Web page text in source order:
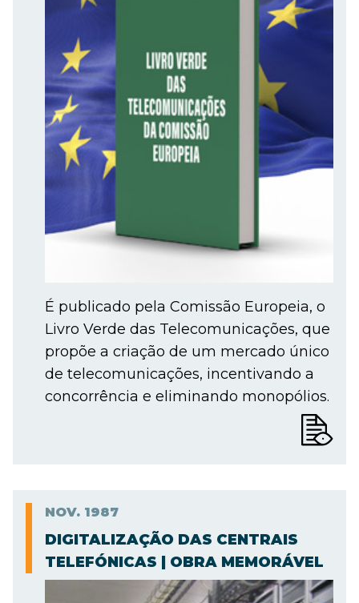
É publicado pela Comissão Europeia, o
Livro Verde das Telecomunicações, que
propõe a criação de um mercado único
de telecomunicações, incentivando a
concorrência e eliminando monopólios.
NOV. 1987
DIGITALIZAÇÃO DAS CENTRAIS
TELEFÓNICAS | OBRA MEMORÁVEL